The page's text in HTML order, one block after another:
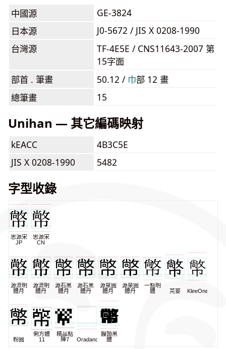
中國源
GE-3824
日本源
J0-5672 / JIS X 0208-1990
台灣源
TF-4E5E / CNS11643-2007 第
15字面
部首 . 筆畫
50.12 / ⼱部 12 畫
總筆畫
15
Unihan — 其它編碼映射
kEACC
4B3C5E
JIS X 0208-1990
5482
字型收錄
思源宋
JP
思源宋
CN
源流明
體月
源流明
體丹
源石黑
體月
源石黑
體丹
源泉圓
體月
源泉圓
體丹
一點明
體
芫荽 KleeOne
粉圓
俐方體
11
精品點
陣7
Oradano
饅頭黑
體